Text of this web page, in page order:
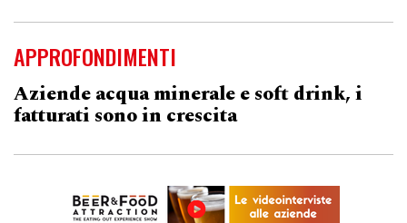
APPROFONDIMENTI
Aziende acqua minerale e soft drink, i
fatturati sono in crescita